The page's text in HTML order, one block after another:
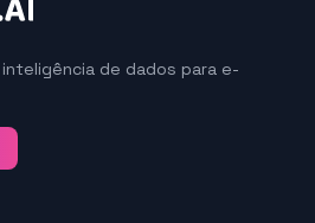
de dados para e-